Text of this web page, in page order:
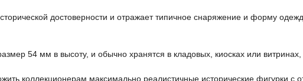
достоверности и отражает типичное снаряжение и форму
54 мм в высоту, и обычно хранятся в кладовых, киосках или
коллекционерам максимально реалистичные исторические фигурки с